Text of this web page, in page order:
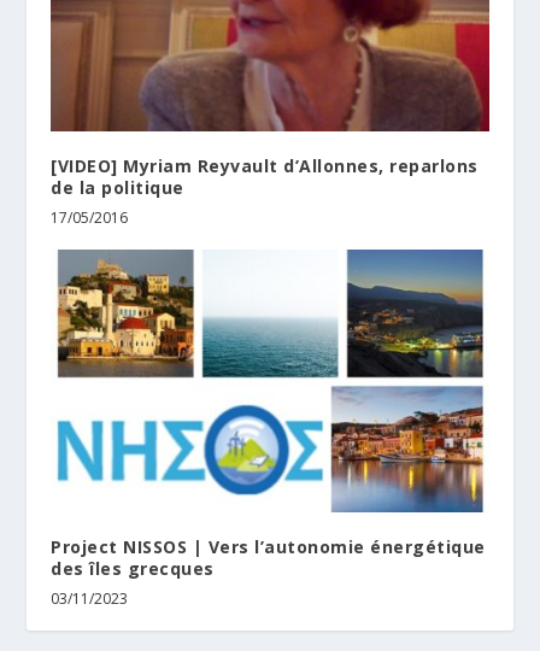
[VIDEO] Myriam Reyvault d’Allonnes, reparlons
de la politique
17/05/2016
Project NISSOS | Vers l’autonomie énergétique
des îles grecques
03/11/2023